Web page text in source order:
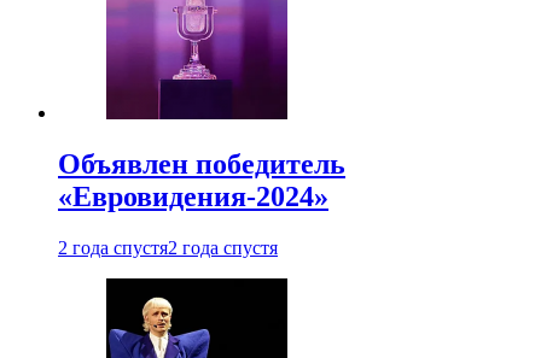
Объявлен победитель
«Евровидения-2024»
2 года спустя2 года спустя